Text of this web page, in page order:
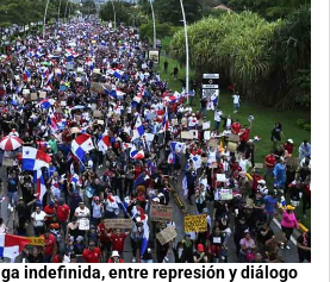
indefinida, entre represión y diálogo